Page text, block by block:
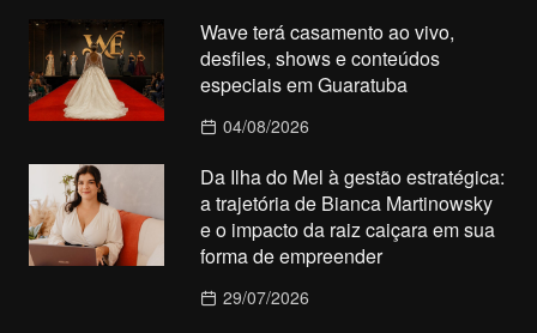
Wave terá casamento ao vivo,
desfiles, shows e conteúdos
especiais em Guaratuba
04/08/2026
Da Ilha do Mel à gestão estratégica:
a trajetória de Bianca Martinowsky
e o impacto da raiz caiçara em sua
forma de empreender
29/07/2026